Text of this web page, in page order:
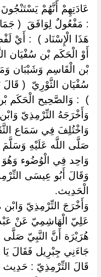
عَادَتِهِمْ أَنَّهُمْ
‏: مَفْعُولٌ لِوَافَقَ ‏ ‏(
هَذَا الْإِسْنَاد ) ‏ ‏: أَيْ
أَوْ الْحَكَم بْن سُفْيَان
بْن الْقَاسِم وَشَيْبَان
سُفْيَان الثَّوْرِيّ ‏ ‏( قَالَ
) ‏ ‏: وَالصَّحِيح الْحَكَم
وَأَخْرَجَهُ التِّرْمِذِيّ
وَاخْتُلِفَ فِي سَمَاع
صَلَّى اللَّه عَلَيْهِ
وَاحِد فِي الْوُضُوء
وَقَالَ أَبُو عِيسَى
الْحَدِيث.
وَأَخْرَجَ التِّرْمِذِيّ
عَلِيّ الْهَاشِمِيّ عَنْ
هُرَيْرَة أَنَّ النَّبِيّ
جَاءَنِي جِبْرِيل فَقَالَ
قَالَ التِّرْمِذِيّ :